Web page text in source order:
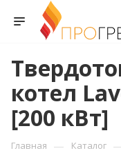
котел
[200 кВт]
Главная — Каталог